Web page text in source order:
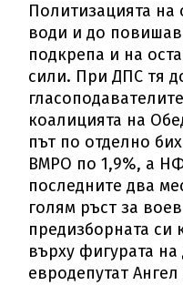
Политизацията
води и до
подкрепа и на
сили. При ДПС тя
коалицията на
път по отделно
ВМРО по 1,9%, а
последните два
голям ръст за
предизборната си
върху фигурата
евродепутат